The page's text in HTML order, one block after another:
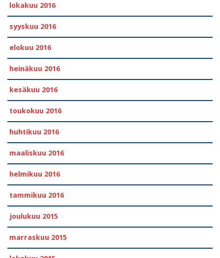
lokakuu 2016
syyskuu 2016
elokuu 2016
heinäkuu 2016
kesäkuu 2016
toukokuu 2016
huhtikuu 2016
maaliskuu 2016
helmikuu 2016
tammikuu 2016
joulukuu 2015
marraskuu 2015